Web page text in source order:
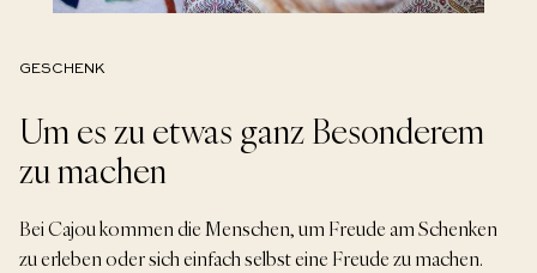
GESCHENK
Um es zu etwas ganz Besonderem
zu machen
Bei Cajou kommen die Menschen, um Freude am Schenken
zu erleben oder sich einfach selbst eine Freude zu machen.